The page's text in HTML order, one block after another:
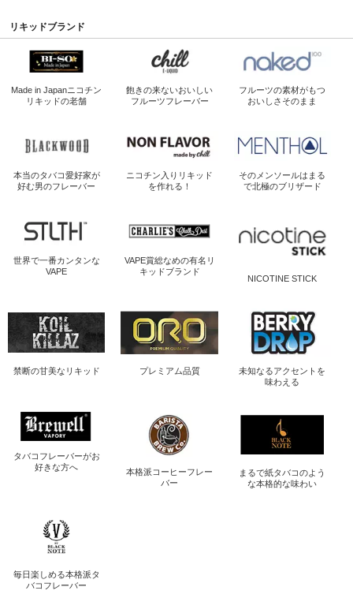
リキッドブランド
Made in Japanニコチン
リキッドの老舗
飽きの来ないおいしい
フルーツフレーバー
フルーツの素材がもつ
おいしさそのまま
本当のタバコ愛好家が
好む男のフレーバー
ニコチン入り リキッド
を作れる！
そのメンソールは まる
で北極のブリザード
世界で一番カンタンな
VAPE
VAPE賞総なめの有名リ
キッドブランド
NICOTINE STICK
禁断の甘美なリキッド プレミアム品質
未知なるアクセントを
味わえる
タバコフレーバーがお
好きな方へ
本格派コーヒーフレー
バー
まるで紙タバコのよう
な本格的な味わい
毎日楽しめる本格派タ
バコフレーバー